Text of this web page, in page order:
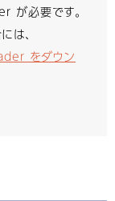
が必要です。
は、
をダウン